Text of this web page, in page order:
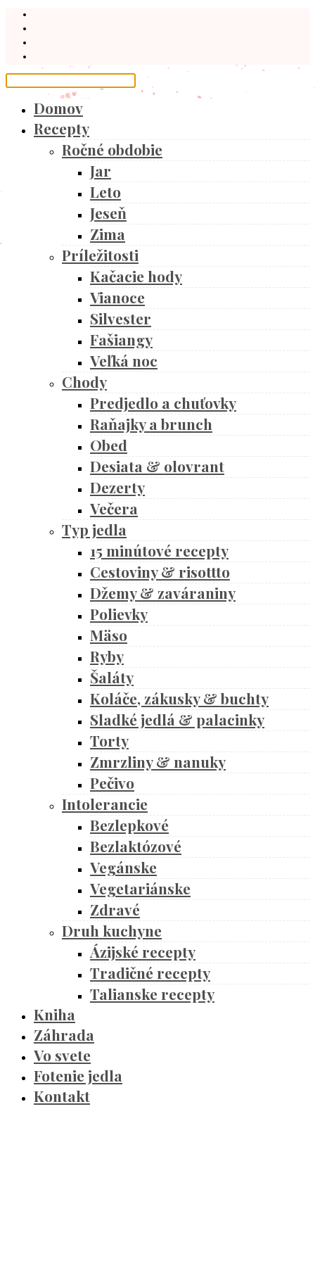
Domov
Recepty
Ročné obdobie
Jar
Leto
Jeseň
Zima
Príležitosti
Kačacie hody
Vianoce
Silvester
Fašiangy
Veľká noc
Chody
Predjedlo a chuťovky
Raňajky a brunch
Obed
Desiata & olovrant
Dezerty
Večera
Typ jedla
15 minútové recepty
Cestoviny & risottto
Džemy & zaváraniny
Polievky
Mäso
Ryby
Šaláty
Koláče, zákusky & buchty
Sladké jedlá & palacinky
Torty
Zmrzliny & nanuky
Pečivo
Intolerancie
Bezlepkové
Bezlaktózové
Vegánske
Vegetariánske
Zdravé
Druh kuchyne
Ázijské recepty
Tradičné recepty
Talianske recepty
Kniha
Záhrada
Vo svete
Fotenie jedla
Kontakt